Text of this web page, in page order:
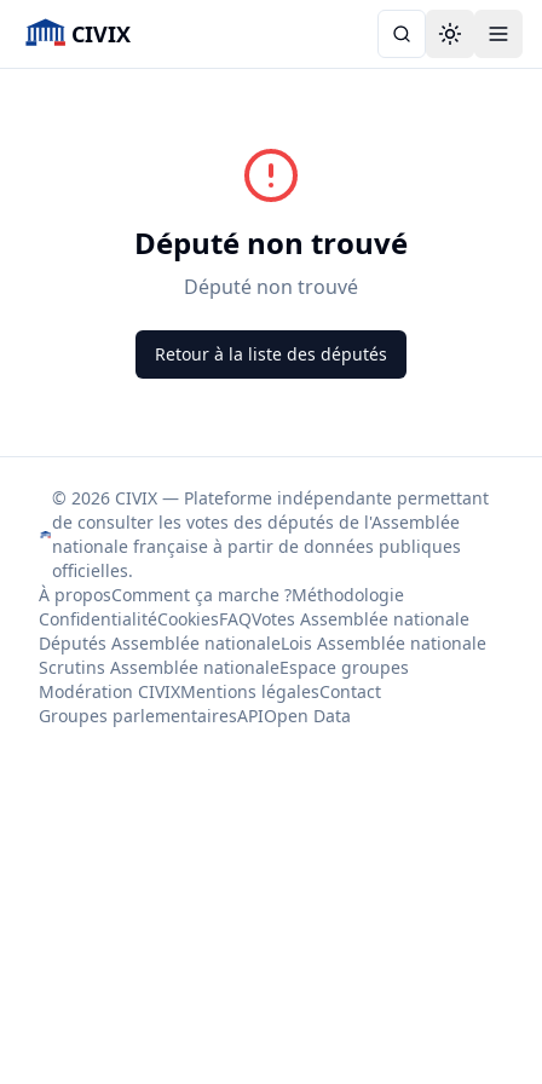
CIVIX Toggle
Député non trouvé
Député non trouvé
Retour à la liste des députés
© 2026 CIVIX — Plateforme indépendante permettant
de consulter les votes des députés de l'Assemblée
nationale française à partir de données publiques
officielles.
À proposComment ça marche ?Méthodologie
ConfidentialitéCookiesFAQVotes Assemblée nationale
Députés Assemblée nationaleLois Assemblée nationale
Scrutins Assemblée nationaleEspace groupes
Modération CIVIXMentions légalesContact
Groupes parlementairesAPIOpen Data